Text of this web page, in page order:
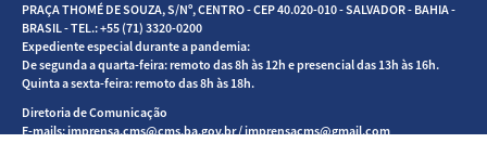
PRAÇA THOMÉ DE SOUZA, S/Nº, CENTRO - CEP 40.020-010 - SALVADOR - BAHIA -
BRASIL - TEL.: +55 (71) 3320-0200
Expediente especial durante a pandemia:
De segunda a quarta-feira: remoto das 8h às 12h e presencial das 13h às 16h.
Quinta a sexta-feira: remoto das 8h às 18h.
Diretoria de Comunicação
E-mails: imprensa.cms@cms.ba.gov.br / imprensacms@gmail.com